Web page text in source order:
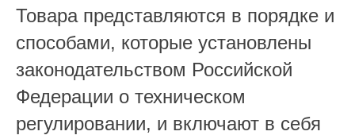
Товара представляются в порядке и
способами, которые установлены
законодательством Российской
Федерации о техническом
регулировании, и включают в себя